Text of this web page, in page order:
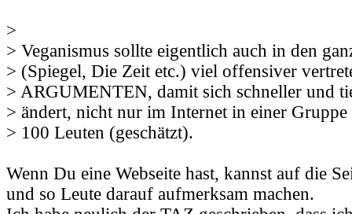
>
> Veganismus sollte eigentlich auch in den
> (Spiegel, Die Zeit etc.) viel offensiver
> ARGUMENTEN, damit sich schneller und
> ändert, nicht nur im Internet in einer
> 100 Leuten (geschätzt).
Wenn Du eine Webseite hast, kannst auf die
und so Leute darauf aufmerksam machen.